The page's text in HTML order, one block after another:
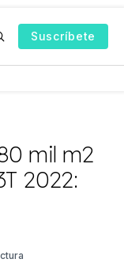
Suscríbete
mil m2
2022: